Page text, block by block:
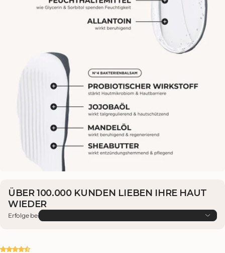
das Medium 9 im Modalmodus
ÜBER 100.000 KUNDEN LIEBEN IHRE HAUT
WIEDER
Erfolge bei